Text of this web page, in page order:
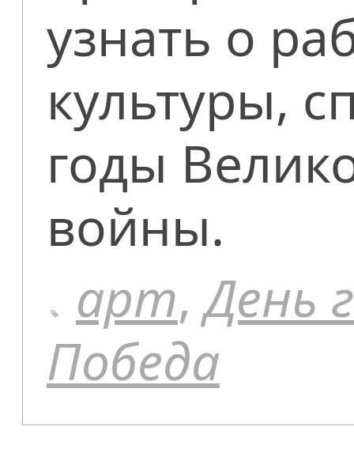
узнать о
культуры,
годы
войны.
арт,День
Победа